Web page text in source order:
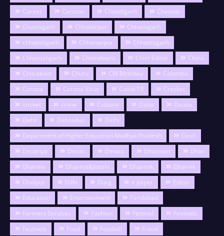
Career Cartoon Chandigarh
Channai
Chattisgarh
Chhatarpur
Chhatisgarh
chhatishgarh
Chhattarpur
Chhattisgarh
Chhattishgarh
Chhindwara Chief Editor
China
Chitrakoot
Churu CM Birthday
Colombo
Corona
Corona Virus Covid-19
Crecket
cricket
crime Cultural Datia
Dausa
Dehli
Dehradun
Delhi
Department of Higher Education Madhya Pradesh
Desh
Devariya
Devas Dewas Dhamtari
Dhar
Dharma
Dharma&Jotishi Dharmik
Dharnik
Dholpur
Dilhi Durg e paper
Editor
Education
Entertainment
Faridabad
Farmers Services
Fashion Festival
Festivals
Festivels
Food Football
Fraud